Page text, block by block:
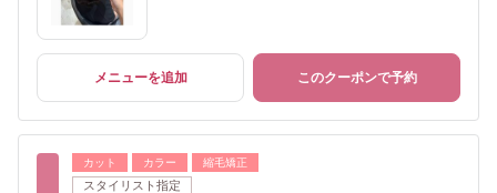
メニューを追加 このクーポンで予約
カット カラー 縮毛矯正
スタイリスト指定